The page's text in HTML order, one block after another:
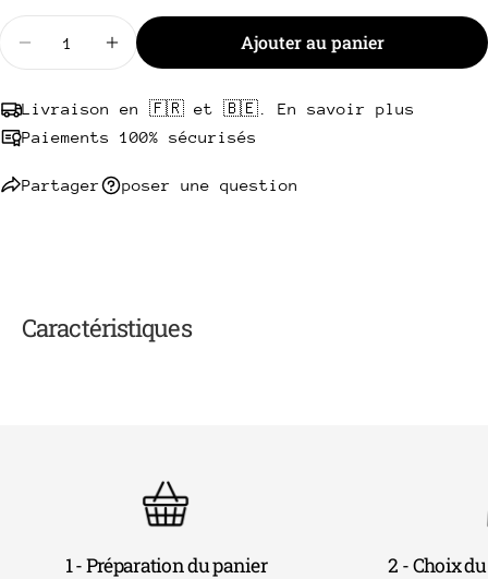
Diminuer la quantité pour Tomahawk de Chuck
Augmenter la quantité pour Tomahawk
Ajouter au panier
Livraison en 🇫🇷 et 🇧🇪. En savoir plus
Paiements 100% sécurisés
Partager poser une question
Les champs marqués * sont obligatoires.
Caractéristiques
1 - Préparation du panier 2 - Choix